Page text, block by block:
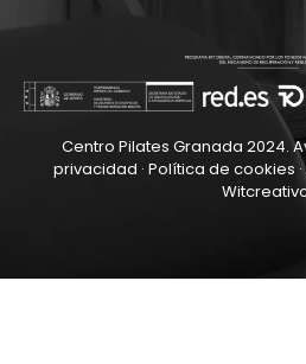
Centro Pilates Granada 2024.
privacidad · Política de cookies ·